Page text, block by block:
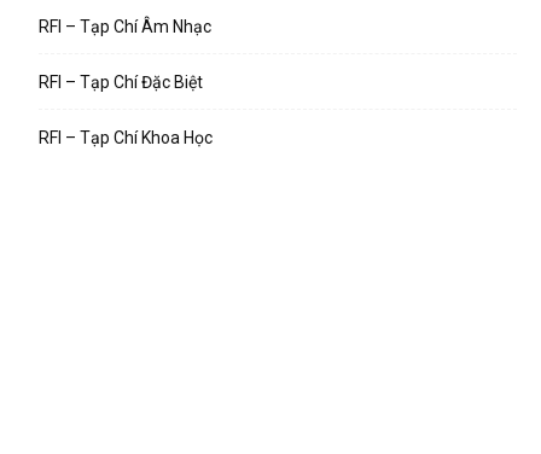
RFI – Tạp Chí Âm Nhạc
RFI – Tạp Chí Đặc Biệt
RFI – Tạp Chí Khoa Học